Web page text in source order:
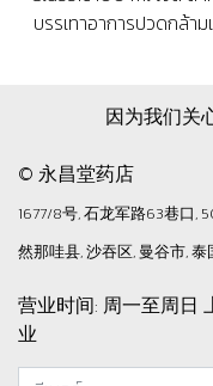
บรรเทาอาการปวดกล้าม
因为我们关
© 永昌堂药店
1677/8号, 石龙军路63巷口,
然那哇县, 沙吞区, 曼谷市, 泰
营业时间: 周一至周日
业